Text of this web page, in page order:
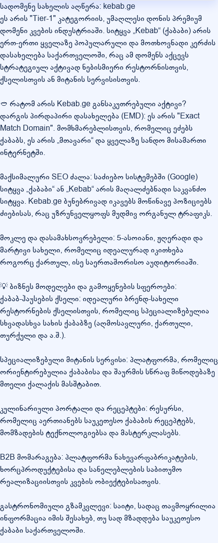
სადომენე სახელის აღწერა: kebab.ge
ეს არის "Tier-1" კატეგორიის, უმაღლესი დონის პრემიუმ
დომენი კვების ინდუსტრიაში. სიტყვა „Kebab“ (ქაბაბი) არის
ერთ-ერთი ყველაზე პოპულარული და მოთხოვნადი კერძის
დასახელება საქართველოში, რაც ამ დომენს აქცევს
სტრატეგიულ აქტივად ნებისმიერი რესტორნისთვის,
ქსელისთვის ან მიტანის სერვისისთვის.
🥙 რატომ არის Kebab.ge განსაკუთრებული აქტივი?
დარგის პირდაპირი დასახელება (EMD): ეს არის "Exact
Match Domain". მომხმარებლისთვის, რომელიც ეძებს
ქაბაბს, ეს არის „მთავარი“ და ყველაზე სანდო მისამართი
ინტერნეტში.
მაქსიმალური SEO ძალა: საძიებო სისტემებში (Google)
სიტყვა „ქაბაბი“ ან „Kebab“ არის მაღალძებნადი საკვანძო
სიტყვა. Kebab.ge ბუნებრივად იკავებს მოწინავე პოზიციებს
ძიებისას, რაც უზრუნველყოფს მუდმივ ორგანულ ტრაფიკს.
მოკლე და დასამახსოვრებელი: 5-ასოიანი, ჟღერადი და
მარტივი სახელი, რომელიც იდეალურად იკითხება
როგორც ქართულ, ისე საერთაშორისო აუდიტორიაში.
💡 ბიზნეს მოდელები და გამოყენების სფეროები:
ქაბაბ-ჰაუსების ქსელი: იდეალური ბრენდ-სახელი
რესტორნების ქსელისთვის, რომელიც სპეციალიზებულია
სხვადასხვა სახის ქაბაბზე (აღმოსავლური, ქართული,
თურქული და ა.შ.).
სპეციალიზებული მიტანის სერვისი: პლატფორმა, რომელიც
ორიენტირებულია ქაბაბისა და შაურმის სწრაფ მიწოდებაზე
მთელი ქალაქის მასშტაბით.
კულინარიული პორტალი და რეცეპტები: რესურსი,
რომელიც აერთიანებს საუკეთესო ქაბაბის რეცეპტებს,
მომზადების ტექნოლოგიებსა და მასტერკლასებს.
B2B მომარაგება: პლატფორმა ნახევარფაბრიკატების,
ხორცპროდუქტებისა და სანელებლების საბითუმო
რეალიზაციისთვის კვების ობიექტებისათვის.
გასტრონომიული გზამკვლევი: საიტი, სადაც თავმოყრილია
ინფორმაცია იმის შესახებ, თუ სად მზადდება საუკეთესო
ქაბაბი საქართველოში.